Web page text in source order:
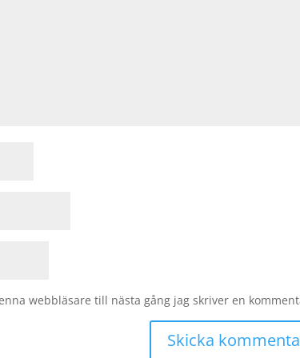
webbläsare till nästa gång jag skriver en